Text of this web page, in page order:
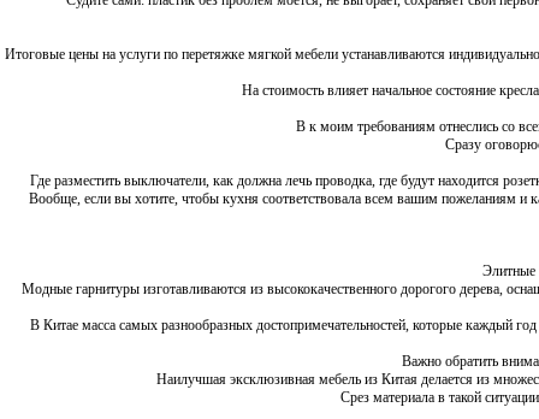
Итоговые цены на услуги по перетяжке мягкой мебели устанавливаются
На стоимость влияет начальное состояние
В к моим требованиям отнеслись со
Сразу
Где разместить выключатели, как должна лечь проводка, где будут находится
Вообще, если вы хотите, чтобы кухня соответствовала всем вашим пожеланиям и
Элитные
Модные гарнитуры изготавливаются из высококачественного дорогого дерева,
В Китае масса самых разнообразных достопримечательностей, которые каждый
Важно обратить
Наилучшая эксклюзивная мебель из Китая делается из
Срез материала в такой